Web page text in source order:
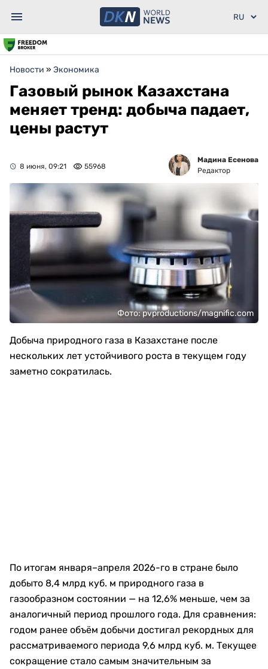
Новости » Экономика
Газовый рынок Казахстана
меняет тренд: добыча падает,
цены растут
8 июня, 09:21 55968
Мадина Есенова
Редактор
Фото: pvproductions/magnific.com
Добыча природного газа в Казахстане после
нескольких лет устойчивого роста в текущем году
заметно сократилась.
По итогам января–апреля 2026-го в стране было
добыто 8,4 млрд куб. м природного газа в
газообразном состоянии — на 12,6% меньше, чем за
аналогичный период прошлого года. Для сравнения:
годом ранее объём добычи достигал рекордных для
рассматриваемого периода 9,6 млрд куб. м. Текущее
сокращение стало самым значительным за